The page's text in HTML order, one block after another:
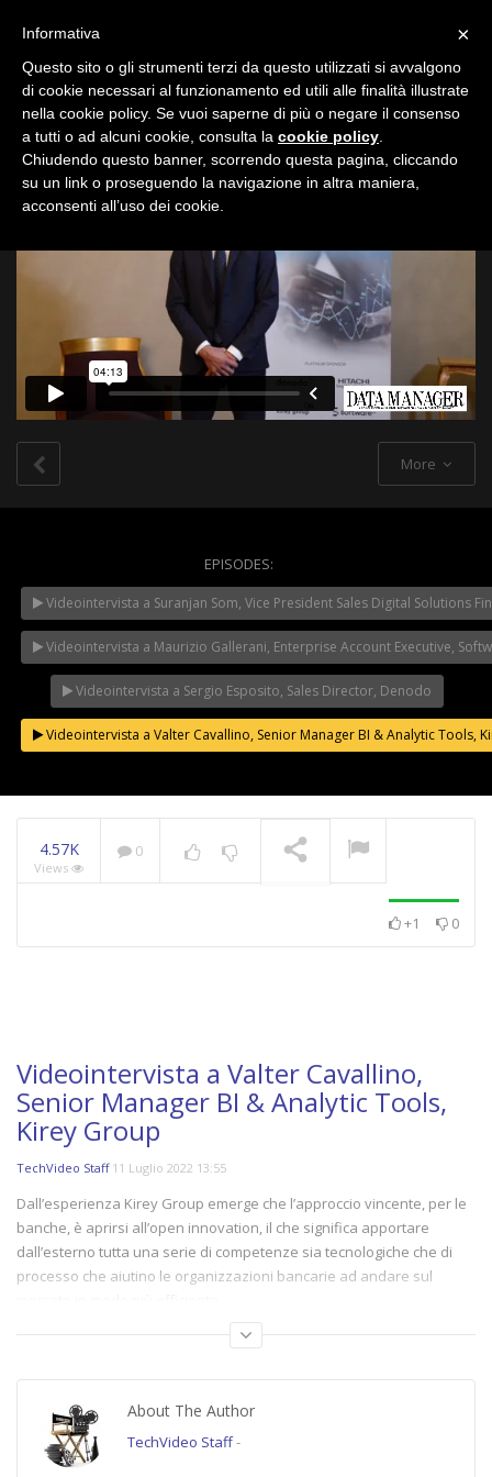
All
More
NOW PLAYING
WeChangeIT Forum
2023 – Il Made in Italy
secondo Giulio Sapelli
EPISODES:
Videointervista a Suranjan Som, Vice President Sales Digital Solutions
Videointervista a Maurizio Gallerani, Enterprise Account Executive,
Videointervista a Sergio Esposito, Sales Director, Denodo
Videointervista a Valter Cavallino, Senior Manager BI & Analytic Tools,
4.57K
Views
0
+1 0
Videointervista a Valter Cavallino,
Senior Manager BI & Analytic Tools,
Kirey Group
TechVideo Staff 11 Luglio 2022 13:55
Dall’esperienza Kirey Group emerge che l’approccio vincente, per le
banche, è aprirsi all’open innovation, il che significa apportare
dall’esterno tutta una serie di competenze sia tecnologiche che di
processo che aiutino le organizzazioni bancarie ad andare sul
Le competenze tecnologiche di Kirey Group vanno dal maching
innovation è pertanto una delle leve principali con le quali le banche
italiane possono lavorare per accelerare i processi. La creazione di
uno spazio di lavoro “democratico”, per esempio, consente agli
About The Author
TechVideo Staff-
×
Informativa
Questo sito o gli strumenti terzi da questo utilizzati si avvalgono
di cookie necessari al funzionamento ed utili alle finalità illustrate
nella cookie policy. Se vuoi saperne di più o negare il consenso
a tutti o ad alcuni cookie, consulta la cookie policy
Chiudendo questo banner, scorrendo questa pagina, cliccando
su un link o proseguendo la navigazione in altra maniera,
acconsenti all’uso dei cookie.